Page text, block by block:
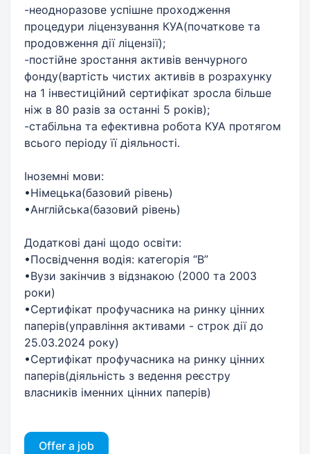
-неодноразове успішне проходження
процедури ліцензування КУА(початкове та
продовження дії ліцензії);
-постійне зростання активів венчурного
фонду(вартість чистих активів в розрахунку
на 1 інвестиційний сертифікат зросла більше
ніж в 80 разів за останні 5 років);
-стабільна та ефективна робота КУА протягом
всього періоду її діяльності.
Іноземні мови:
•Німецька(базовий рівень)
•Англійська(базовий рівень)
Додаткові дані щодо освіти:
•Посвідчення водія: категорія “В”
•Вузи закінчив з відзнакою (2000 та 2003
роки)
•Сертифікат профучасника на ринку цінних
паперів(управління активами - строк дії до
25.03.2024 року)
•Сертифікат профучасника на ринку цінних
паперів(діяльність з ведення реєстру
власників іменних цінних паперів)
Offer a job